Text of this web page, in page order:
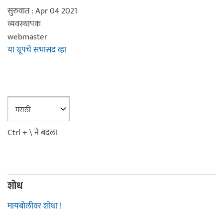
सुरुवात : Apr 04 2021
व्यवस्थापक
webmaster
या ग्रूपचे सभासद व्हा
Ctrl + \ ने बदला
शोध
मायबोलीवर शोधा !